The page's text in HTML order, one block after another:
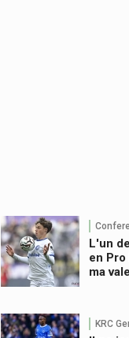
L'un
en Pro
ma
KRC